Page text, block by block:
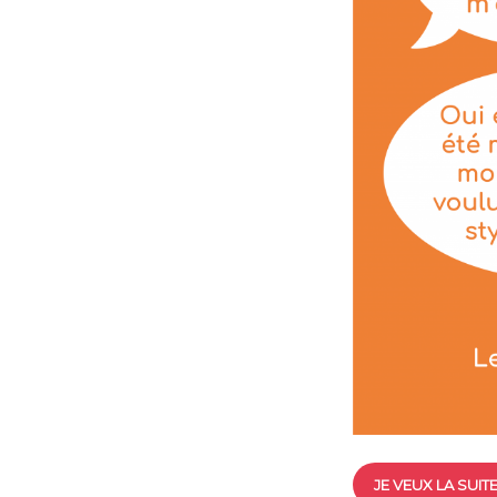
JE VEUX LA